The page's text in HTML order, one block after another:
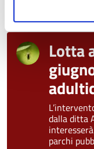
Lotta
dalla ditta
parchi